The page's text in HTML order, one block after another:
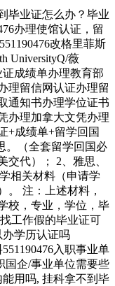
毕业证怎么办？毕业
办理使馆认证，留
改格里菲斯
UniversityQ/薇
证成绩单办理教育部
理留信网认证办理留
通知书办理学位证书
办理加拿大文凭办理
+成绩单+留学回国
。（全套留学回国必
代）； 2、雅思、
相关材料（申请学
。 注：上述材料，
校，专业，学位，毕
工作假的毕业证可
办学历认证吗
入职事业单
国企/事业单位需要些
能用吗, 挂科拿不到毕